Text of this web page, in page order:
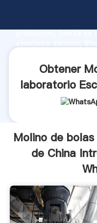
producción, fuerza de
aporta valores a
Obtener
laboratorio
Molino de
de China